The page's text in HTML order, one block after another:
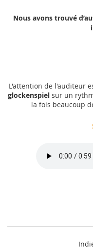
Nous avons trouvé
L'attention de l'auditeur
glockenspiel sur un
la fois beaucoup